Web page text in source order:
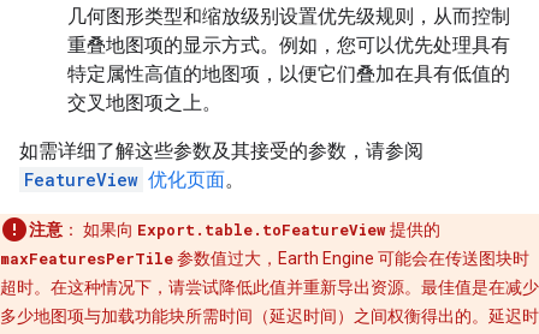
几何图形类型和缩放级别设置优先级规则，从而控制
重叠地图项的显示方式。例如，您可以优先处理具有
特定属性高值的地图项，以便它们叠加在具有低值的
交叉地图项之上。
如需详细了解这些参数及其接受的参数，请参阅
FeatureView 优化页面。
注意 ： 如果向 Export.table.toFeatureView提供的
maxFeaturesPerTile参数值过大，Earth Engine 可能会在传送图块时
超时。在这种情况下，请尝试降低此值并重新导出资源。最佳值是在减少
多少地图项与加载功能块所需时间（延迟时间）之间权衡得出的。延迟时